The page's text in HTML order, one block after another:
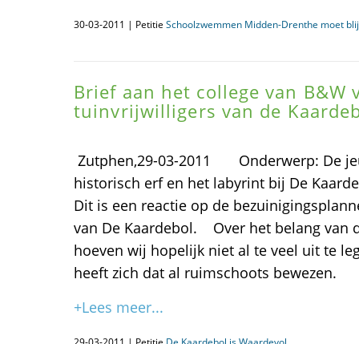
30-03-2011 | Petitie Schoolzwemmen Midden-Drenthe moet
Brief aan het college van B&W
tuinvrijwilligers van de
Zutphen,29-03-2011 Onderwerp: De
historisch erf en het labyrint bij De
Dit is een reactie op de
van De Kaardebol. Over het belang van
hoeven wij hopelijk niet al te veel uit te
heeft zich dat al ruimschoots bewezen.
+Lees meer...